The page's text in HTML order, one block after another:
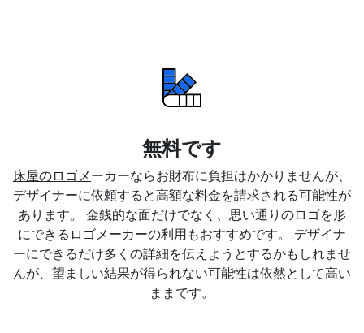
無料です
床屋のロゴメ ーカーならお財布に負担はかかりませんが、
デザイナーに依頼すると高額な料金を請求される可能性が
あります。 金銭的な面だけでなく、思い通りのロゴを形
にできるロゴメーカーの利用もおすすめです。 デザイナ
ーにできるだけ多くの詳細を伝えようとするかもしれませ
んが、望ましい結果が得られない可能性は依然として高い
ままです。